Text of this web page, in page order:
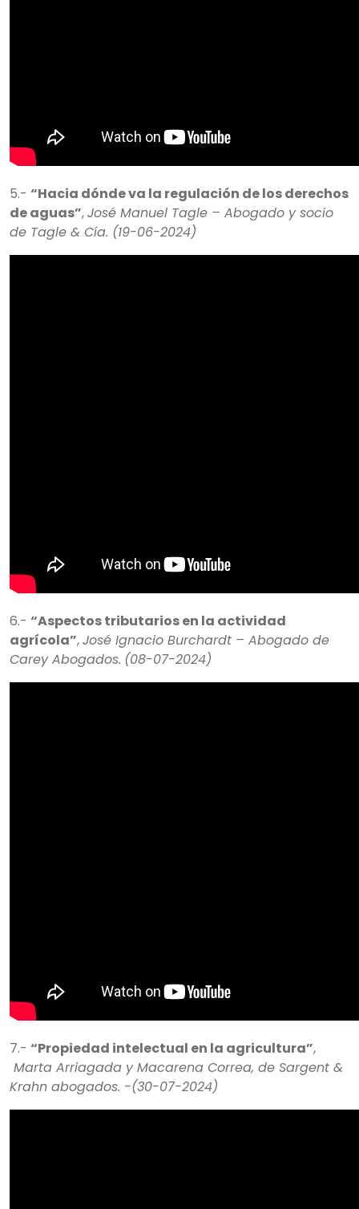
5.- “Hacia dónde va la regulación de los derechos
de aguas”,José Manuel Tagle – Abogado y socio
de Tagle & Cía. (19-06-2024)
6.- “Aspectos tributarios en la actividad
agrícola”,José Ignacio Burchardt – Abogado de
Carey Abogados. (08-07-2024)
7.- “Propiedad intelectual en la agricultura”,
Marta Arriagada y Macarena Correa, de Sargent &
Krahn abogados. -(30-07-2024)